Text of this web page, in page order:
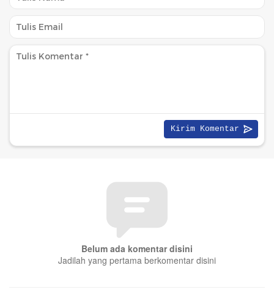
Belum ada komentar disini
Jadilah yang pertama berkomentar disini